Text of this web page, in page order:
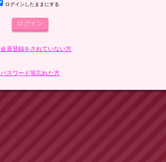
ログインしたままにする
員登録をされていない方
スワード等忘れた方